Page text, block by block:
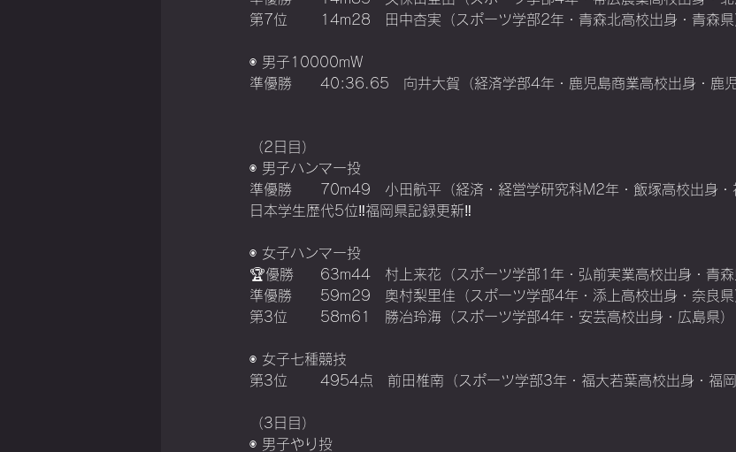
第7位	14m28　田中杏実（スポーツ学部2年・青森北高校出身・青森県
◉ 男子10000mW
準優勝	40:36.65　向井大賀（経済学部4年・鹿児島商業高校出身・鹿
（2日目）
◉ 男子ハンマー投
準優勝	70m49　小田航平（経済・経営学研究科M2年・飯塚高校出身
日本学生歴代5位‼️福岡県記録更新‼️
◉ 女子ハンマー投
🏆優勝	63m44　村上来花（スポーツ学部1年・弘前実業高校出身・青
準優勝	59m29　奥村梨里佳（スポーツ学部4年・添上高校出身・奈良県
第3位	58m61　勝冶玲海（スポーツ学部4年・安芸高校出身・広島県）
◉ 女子七種競技
第3位	4954点　前田椎南（スポーツ学部3年・福大若葉高校出身・福岡
（3日目）
◉ 男子やり投